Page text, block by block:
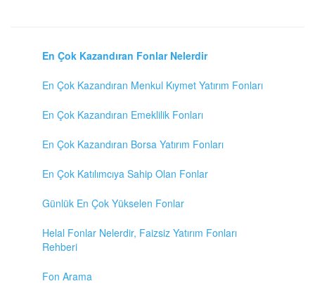
En Çok Kazandıran Fonlar Nelerdir
En Çok Kazandıran Menkul Kıymet Yatırım Fonları
En Çok Kazandıran Emeklilik Fonları
En Çok Kazandıran Borsa Yatırım Fonları
En Çok Katılımcıya Sahip Olan Fonlar
Günlük En Çok Yükselen Fonlar
Helal Fonlar Nelerdir, Faizsiz Yatırım Fonları
Rehberi
Fon Arama